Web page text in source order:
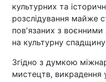
культурних та
розслідування майже
пов'язаних з
на культурну спадщину
Згідно з думкою
мистецтв, викрадення